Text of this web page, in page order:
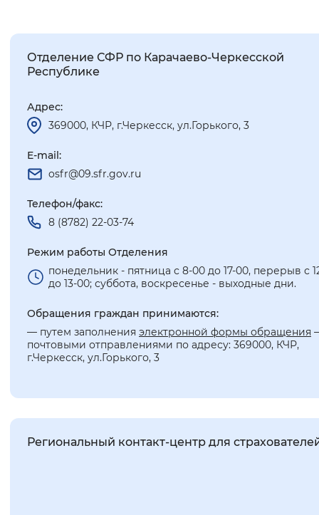
Отделение СФР по Карачаево-Черкесской
Республике
Адрес:
369000, КЧР, г.Черкесск, ул.Горького, 3
E-mail:
osfr@09.sfr.gov.ru
Телефон/факс:
8 (8782) 22-03-74
Режим работы Отделения
понедельник - пятница с 8-00 до 17-00, перерыв с
до 13-00; суббота, воскресенье - выходные дни.
Обращения граждан принимаются:
— путем заполнения электронной формы обращения
почтовыми отправлениями по адресу: 369000, КЧР,
г.Черкесск, ул.Горького, 3
Региональный контакт-центр для